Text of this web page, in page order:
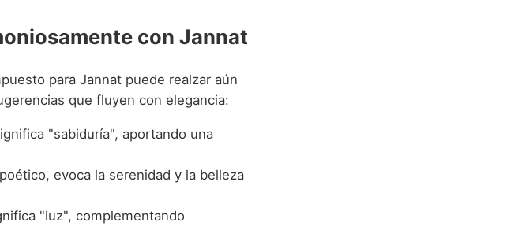
con Jannat
para Jannat puede realzar aún
que fluyen con elegancia:
"sabiduría", aportando una
evoca la serenidad y la belleza
"luz", complementando